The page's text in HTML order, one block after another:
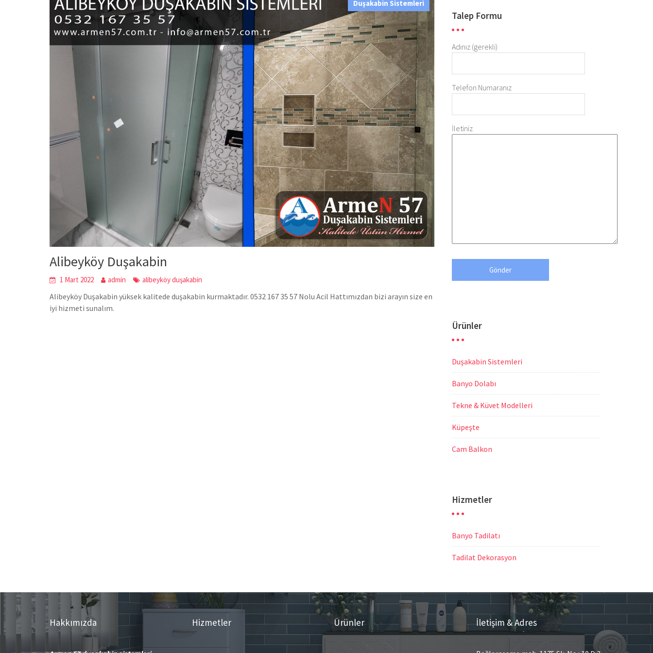
Duşakabin Sistemleri
Alibeyköy Duşakabin
1 Mart 2022 admin alibeyköy duşakabin
Alibeyköy Duşakabin yüksek kalitede duşakabin kurmaktadır. 0532 167 35 57 Nolu Acil Hattımızdan bizi arayın size en
iyi hizmeti sunalım.
Talep Formu
Adınız (gerekli)
Telefon Numaranız
İletiniz
Ürünler
Duşakabin Sistemleri
Banyo Dolabı
Tekne & Küvet Modelleri
Küpeşte
Cam Balkon
Hizmetler
Banyo Tadilatı
Tadilat Dekorasyon
Hakkımızda Hizmetler Ürünler İletişim & Adres